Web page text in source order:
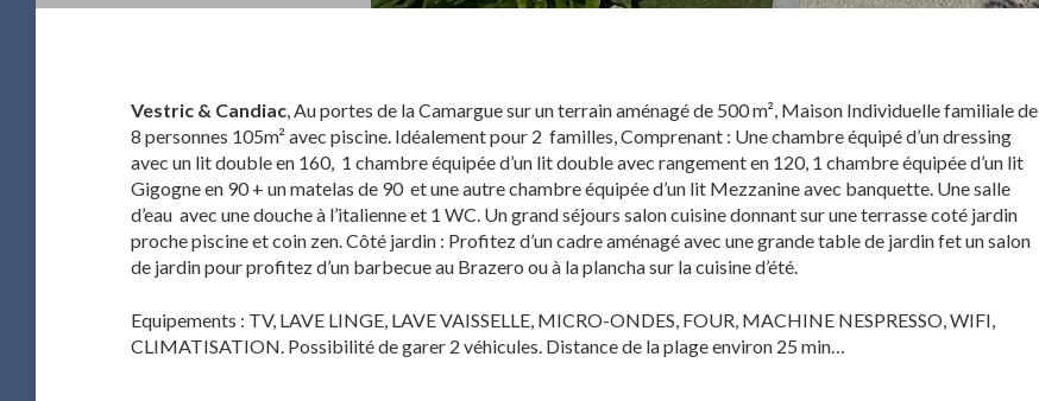
Vestric & Candiac, Au portes de la Camargue sur un terrain aménagé de 500 m², Maison Individuelle familiale de
8 personnes 105m² avec piscine. Idéalement pour 2 familles, Comprenant : Une chambre équipé d’un dressing
avec un lit double en 160, 1 chambre équipée d’un lit double avec rangement en 120, 1 chambre équipée d’un lit
Gigogne en 90 + un matelas de 90 et une autre chambre équipée d’un lit Mezzanine avec banquette. Une salle
d’eau avec une douche à l’italienne et 1 WC. Un grand séjours salon cuisine donnant sur une terrasse coté jardin
proche piscine et coin zen. Côté jardin : Profitez d’un cadre aménagé avec une grande table de jardin fet un salon
de jardin pour profitez d’un barbecue au Brazero ou à la plancha sur la cuisine d’été.
Equipements : TV, LAVE LINGE, LAVE VAISSELLE, MICRO-ONDES, FOUR, MACHINE NESPRESSO, WIFI,
CLIMATISATION. Possibilité de garer 2 véhicules. Distance de la plage environ 25 min…